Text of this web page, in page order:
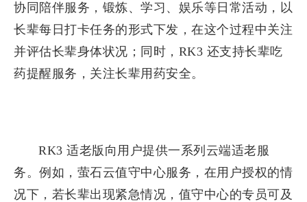
协同陪伴服务，锻炼、学习、娱乐等日常活动，以
长辈每日打卡任务的形式下发，在这个过程中关注
并评估长辈身体状况；同时，RK3 还支持长辈吃
药提醒服务，关注长辈用药安全。
RK3 适老版向用户提供一系列云端适老服
务。例如，萤石云值守中心服务，在用户授权的情
况下，若长辈出现紧急情况，值守中心的专员可及